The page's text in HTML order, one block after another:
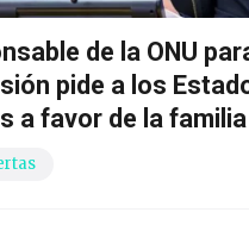
de la ONU
pide a los
a favor de la